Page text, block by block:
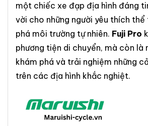
một chiếc xe đạp địa hình đáng
vời cho những người yêu thích
phá môi trường tự nhiên. Fuji Pro
phương tiện di chuyển, mà còn
khám phá và trải nghiệm những
trên các địa hình khắc nghiệt.